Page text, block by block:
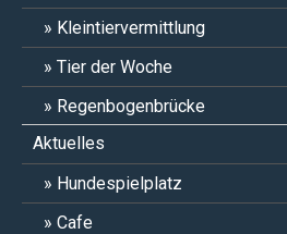
Kleintiervermittlung
Tier der Woche
Regenbogenbrücke
Aktuelles
Hundespielplatz
Cafe